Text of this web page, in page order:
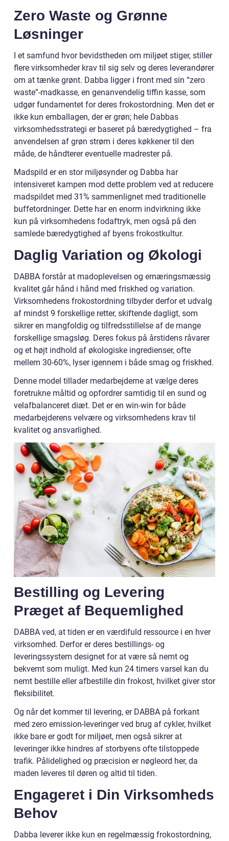
Zero Waste og Grønne
Løsninger
I et samfund hvor bevidstheden om miljøet stiger, stiller
flere virksomheder krav til sig selv og deres leverandører
om at tænke grønt. Dabba ligger i front med sin “zero
waste”-madkasse, en genanvendelig tiffin kasse, som
udgør fundamentet for deres frokostordning. Men det er
ikke kun emballagen, der er grøn; hele Dabbas
virksomhedsstrategi er baseret på bæredygtighed – fra
anvendelsen af grøn strøm i deres køkkener til den
måde, de håndterer eventuelle madrester på.
Madspild er en stor miljøsynder og Dabba har
intensiveret kampen mod dette problem ved at reducere
madspildet med 31% sammenlignet med traditionelle
buffetordninger. Dette har en enorm indvirkning ikke
kun på virksomhedens fodaftryk, men også på den
samlede bæredygtighed af byens frokostkultur.
Daglig Variation og Økologi
DABBA forstår at madoplevelsen og ernæringsmæssig
kvalitet går hånd i hånd med friskhed og variation.
Virksomhedens frokostordning tilbyder derfor et udvalg
af mindst 9 forskellige retter, skiftende dagligt, som
sikrer en mangfoldig og tilfredsstillelse af de mange
forskellige smagsløg. Deres fokus på årstidens råvarer
og et højt indhold af økologiske ingredienser, ofte
mellem 30-60%, lyser igennem i både smag og friskhed.
Denne model tillader medarbejderne at vælge deres
foretrukne måltid og opfordrer samtidig til en sund og
velafbalanceret diæt. Det er en win-win for både
medarbejderens velvære og virksomhedens krav til
kvalitet og ansvarlighed.
Bestilling og Levering
Præget af Bequemlighed
DABBA ved, at tiden er en værdifuld ressource i en hver
virksomhed. Derfor er deres bestillings- og
leveringssystem designet for at være så nemt og
bekvemt som muligt. Med kun 24 timers varsel kan du
nemt bestille eller afbestille din frokost, hvilket giver stor
fleksibilitet.
Og når det kommer til levering, er DABBA på forkant
med zero emission-leveringer ved brug af cykler, hvilket
ikke bare er godt for miljøet, men også sikrer at
leveringer ikke hindres af storbyens ofte tilstoppede
trafik. Pålidelighed og præcision er nøgleord her, da
maden leveres til døren og altid til tiden.
Engageret i Din Virksomheds
Behov
Dabba leverer ikke kun en regelmæssig frokostordning,